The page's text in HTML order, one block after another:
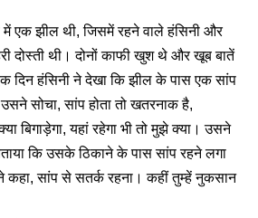
एक झील थी, जिसमें रहने वाले हंसिनी और
दोस्ती थी। दोनों काफी खुश थे और खूब बातें
दिन हंसिनी ने देखा कि झील के पास एक सांप
सोचा, सांप होता तो खतरनाक है,
बिगाड़ेगा, यहां रहेगा भी तो मुझे क्या। उसने
कि उसके ठिकाने के पास सांप रहने लगा
सांप से सतर्क रहना। कहीं तुम्हें नुकसान